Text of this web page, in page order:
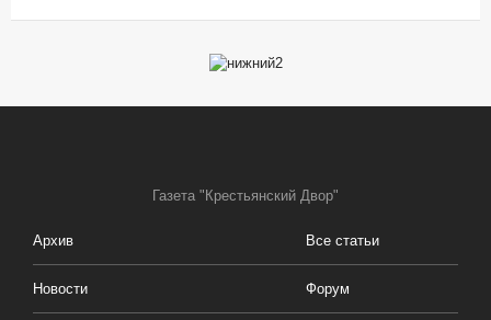
Газета "Крестьянский Двор"
Архив Все статьи
Новости Форум